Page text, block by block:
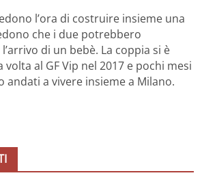
l’ora di costruire insieme una
che i due potrebbero
di un bebè. La coppia si è
al GF Vip nel 2017 e pochi mesi
andati a vivere insieme a Milano.